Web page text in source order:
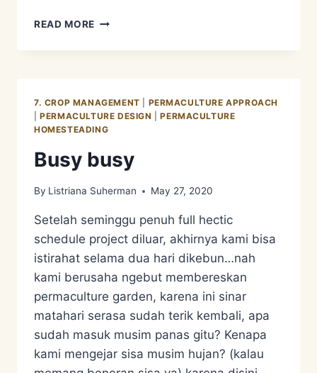
READ MORE KETAHANAN
–
7. CROP MANAGEMENT
PERMACULTURE APPROACH
|PERMACULTURE DESIGN |PERMACULTURE
HOMESTEADING
Busy busy
By Listriana Suherman May 27, 2020
Setelah seminggu penuh full hectic
schedule project diluar, akhirnya kami bisa
istirahat selama dua hari dikebun…nah
kami berusaha ngebut membereskan
permaculture garden, karena ini sinar
matahari serasa sudah terik kembali, apa
sudah masuk musim panas gitu? Kenapa
kami mengejar sisa musim hujan? (kalau